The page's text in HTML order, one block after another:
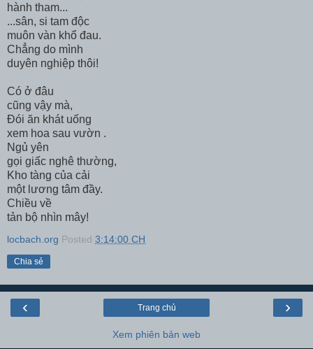
hành tham...
...sân, si tam độc
muôn vàn khổ đau.
Chẳng do mình
duyên nghiệp thôi!
Có ở đâu
cũng vậy mà,
Đói ăn khát uống
xem hoa sau vườn .
Ngủ yên
gọi giấc nghê thường,
Kho tàng của cải
một lương tâm đầy.
Chiều về
tản bộ nhìn mây!
locbach.org Posted 3:14:00 CH
Chia sẻ
‹ ›
Trang chủ
Xem phiên bản web